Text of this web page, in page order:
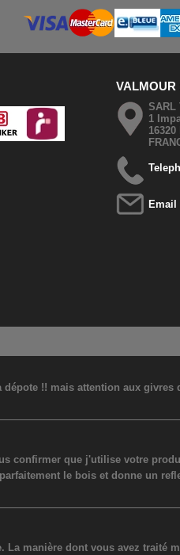
VALMOUR
SARL
1
!! mais attention aux
confirmer que j'utilise votre
le bois et donne un
manière dont vous avez traité